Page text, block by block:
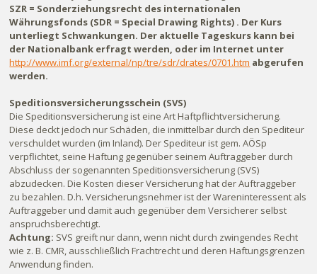
SZR = Sonderziehungsrecht des internationalen
Währungsfonds (SDR = Special Drawing Rights) . Der Kurs
unterliegt Schwankungen. Der aktuelle Tageskurs kann bei
der Nationalbank erfragt werden, oder im Internet unter
http://www.imf.org/external/np/tre/sdr/drates/0701.htm abgerufen
werden.
Speditionsversicherungsschein (SVS)
Die Speditionsversicherung ist eine Art Haftpflichtversicherung.
Diese deckt jedoch nur Schäden, die inmittelbar durch den Spediteur
verschuldet wurden (im Inland). Der Spediteur ist gem. AÖSp
verpflichtet, seine Haftung gegenüber seinem Auftraggeber durch
Abschluss der sogenannten Speditionsversicherung (SVS)
abzudecken. Die Kosten dieser Versicherung hat der Auftraggeber
zu bezahlen. D.h. Versicherungsnehmer ist der Wareninteressent als
Auftraggeber und damit auch gegenüber dem Versicherer selbst
anspruchsberechtigt.
Achtung: SVS greift nur dann, wenn nicht durch zwingendes Recht
wie z. B. CMR, ausschließlich Frachtrecht und deren Haftungsgrenzen
Anwendung finden.